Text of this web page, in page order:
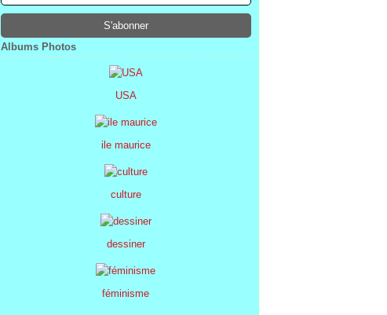
Janvier(68)
Février(7)
Janvier(2)
Albums Photos
USA
ile maurice
culture
dessiner
féminisme